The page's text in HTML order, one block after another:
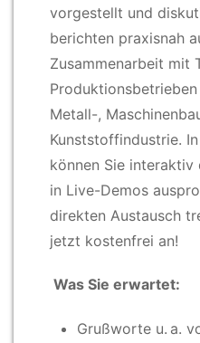
vorgestellt und
berichten praxisnah
Zusammenarbeit mit
Metall-,
Kunststoffindustrie.
können Sie
in Live-Demos
direkten Austausch
jetzt kostenfrei an!
Was Sie erwartet:
Grußworte u. a.